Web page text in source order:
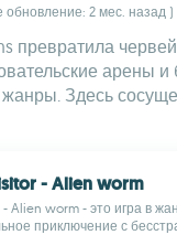
обновление: 2 мес. назад )
превратила
арены
Здесь
- Alien worm
Alien worm - это игра в
приключение с